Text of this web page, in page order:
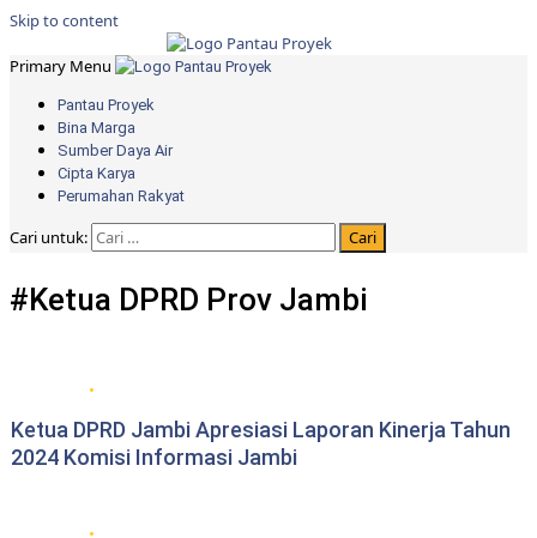
Skip to content
Primary Menu
Pantau Proyek
Bina Marga
Sumber Daya Air
Cipta Karya
Perumahan Rakyat
Cari untuk:
#Ketua DPRD Prov Jambi
Ketua DPRD Jambi Apresiasi Laporan Kinerja Tahun
2024 Komisi Informasi Jambi